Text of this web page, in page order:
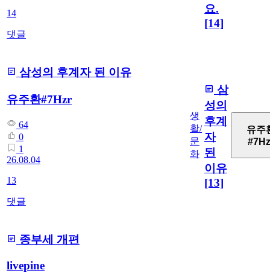
14
댓글
요.
[14]
삼성의 후계자 된 이유
유주환#7Hzr
64
0
1
26.08.04
13
댓글
생
활/
문
화
삼
성의
후계
자
된
이유
[13]
유주
종부세 개편
livepine